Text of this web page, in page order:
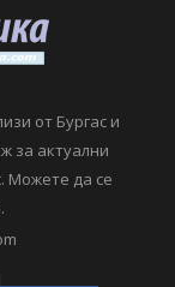
от Бургас и
за актуални
Можете да се